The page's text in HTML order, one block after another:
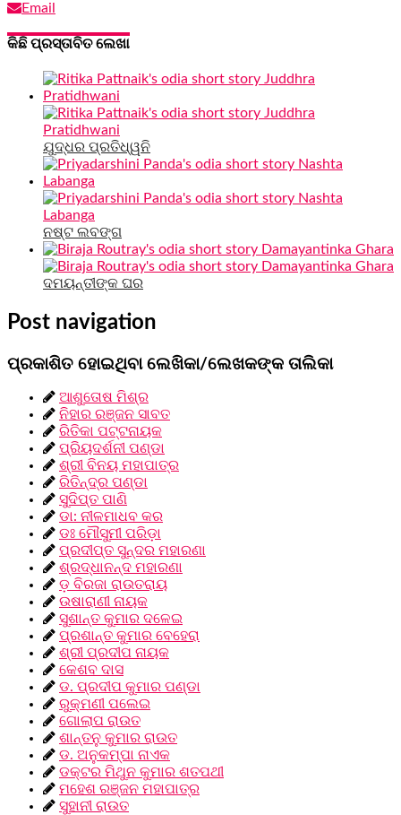
Email
କିଛି ପ୍ରସ୍ତାବିତ ଲେଖା
ଯୁଦ୍ଧର ପ୍ରତିଧ୍ୱନି
ନଷ୍ଟ ଲବଙ୍ଗ
ଦମୟନ୍ତୀଙ୍କ ଘର
Post navigation
ପ୍ରକାଶିତ ହୋଇଥିବା ଲେଖିକା/ଲେଖକଙ୍କ ତାଲିକା
ଆଶୁତୋଷ ମିଶ୍ର
ନିହାର ରଞ୍ଜନ ସାବତ
ରିତିକା ପଟ୍ଟନାୟକ
ପ୍ରିୟଦର୍ଶନୀ ପଣ୍ଡା
ଶ୍ରୀ ବିନୟ ମହାପାତ୍ର
ରିତିନ୍ଦ୍ର ପଣ୍ଡା
ସୁଦିପ୍ତ ପାଣି
ଡା: ନୀଳମାଧବ କର
ଡଃ ମୌସୁମୀ ପରିଡ଼ା
ପ୍ରଦୀପ୍ତ ସୁନ୍ଦର ମହାରଣା
ଶ୍ରଦ୍ଧାନନ୍ଦ ମହାରଣା
ଡ଼ ବିରଜା ରାଉତରାୟ
ଉଷାରାଣୀ ନାୟକ
ସୁଶାନ୍ତ କୁମାର ଦଳେଇ
ପ୍ରଶାନ୍ତ କୁମାର ବେହେରା
ଶ୍ରୀ ପ୍ରଦୀପ ନାୟକ
କେଶବ ଦାସ
ଡ. ପ୍ରଦୀପ କୁମାର ପଣ୍ଡା
ରୁକ୍ମଣୀ ପଲେଇ
ଗୋଲାପ ରାଉତ
ଶାନ୍ତନୁ କୁମାର ରାଉତ
ଡ. ଅନୁକମ୍ପା ନାଏକ
ଡକ୍ଟର ମିଥୁନ କୁମାର ଶତପଥୀ
ମହେଶ ରଞ୍ଜନ ମହାପାତ୍ର
ସୁହାନୀ ରାଉତ